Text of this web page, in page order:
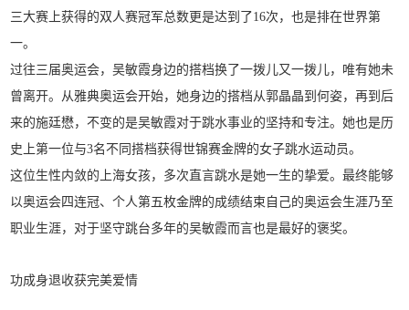
三大赛上获得的双人赛冠军总数更是达到了16次，也是排在世界第
一。
过往三届奥运会，吴敏霞身边的搭档换了一拨儿又一拨儿，唯有她未
曾离开。从雅典奥运会开始，她身边的搭档从郭晶晶到何姿，再到后
来的施廷懋，不变的是吴敏霞对于跳水事业的坚持和专注。她也是历
史上第一位与3名不同搭档获得世锦赛金牌的女子跳水运动员。
这位生性内敛的上海女孩，多次直言跳水是她一生的挚爱。最终能够
以奥运会四连冠、个人第五枚金牌的成绩结束自己的奥运会生涯乃至
职业生涯，对于坚守跳台多年的吴敏霞而言也是最好的褒奖。
功成身退收获完美爱情